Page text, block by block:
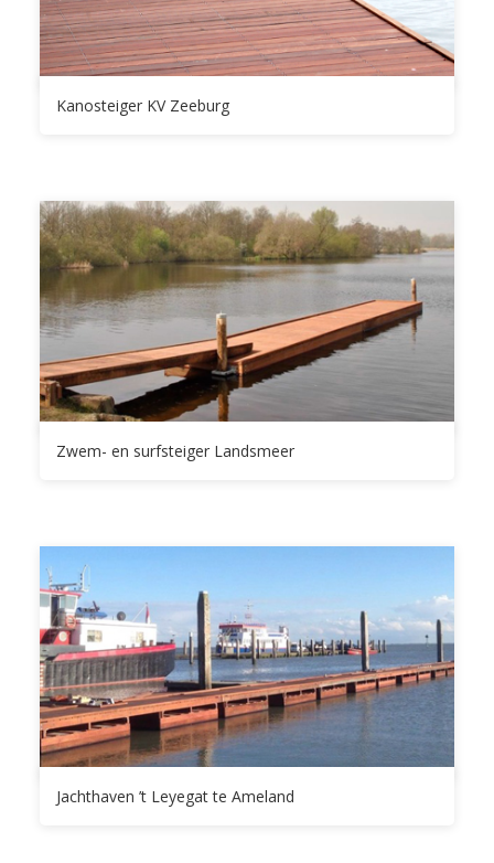
Kanosteiger KV Zeeburg
Zwem- en surfsteiger Landsmeer
Jachthaven ’t Leyegat te Ameland